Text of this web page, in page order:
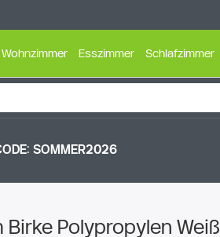
Wohnzimmer Esszimmer Schlafzimmer
SOMMER2026
Polypropylen Weiß